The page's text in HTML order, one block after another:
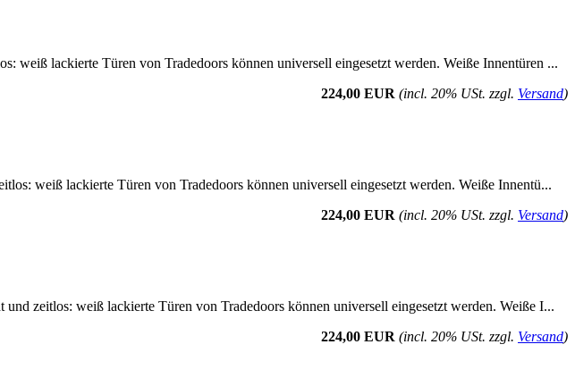
weiß lackierte Türen von Tradedoors können universell eingesetzt werden. Weiße Innentüren ...
224,00 EUR (incl. 20% USt. zzgl. Versand)
weiß lackierte Türen von Tradedoors können universell eingesetzt werden. Weiße Innentü...
224,00 EUR (incl. 20% USt. zzgl. Versand)
zeitlos: weiß lackierte Türen von Tradedoors können universell eingesetzt werden. Weiße I...
224,00 EUR (incl. 20% USt. zzgl. Versand)